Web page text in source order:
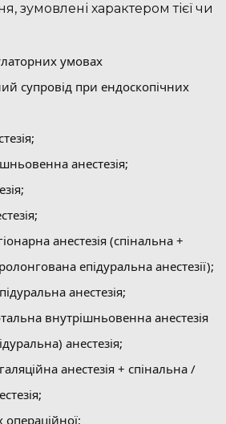
зумовлені характером тієї чи
умовах
супровід при ендоскопічних
анестезія;
анестезія (спінальна +
епідуральна анестезії);
анестезія;
внутрішньовенна анестезія
анестезія;
анестезія + спінальна /
операційної;